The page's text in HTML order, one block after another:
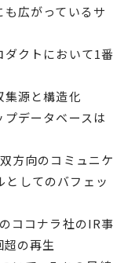
広がっているサ
クトにおいて1番
源と構造化
データベースは
方向のコミュニケ
してのバフェッ
ココナラ社のIR事
の再生